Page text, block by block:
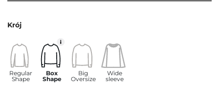
Krój
Regular
Shape
Box
Shape
Big
Oversize
Wide
sleeve